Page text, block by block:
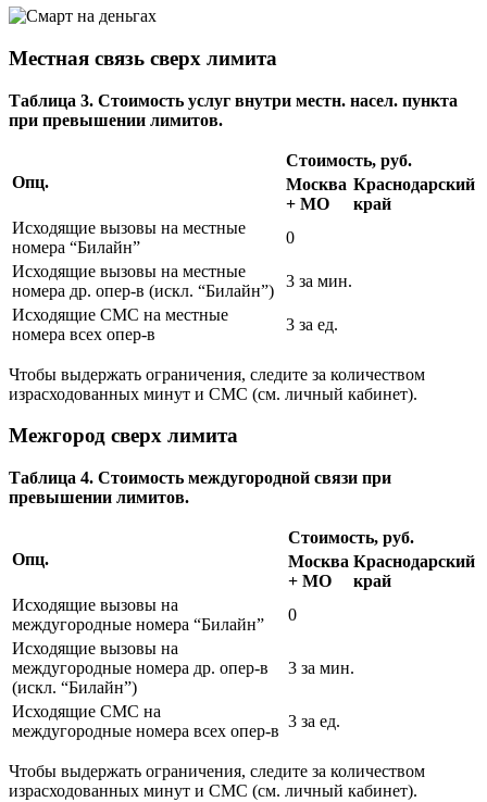
Местная связь сверх лимита
Таблица 3. Стоимость услуг внутри местн. насел. пункта
при превышении лимитов.
Опц.
Стоимость, руб.
Москва
+ МО
Краснодарский
край
Исходящие вызовы на местные
номера “Билайн”
0
Исходящие вызовы на местные
номера др. опер-в (искл. “Билайн”)
3 за мин.
Исходящие СМС на местные
номера всех опер-в
3 за ед.
Чтобы выдержать ограничения, следите за количеством
израсходованных минут и СМС (см. личный кабинет).
Межгород сверх лимита
Таблица 4. Стоимость междугородной связи при
превышении лимитов.
Опц.
Стоимость, руб.
Москва
+ МО
Краснодарский
край
Исходящие вызовы на
междугородные номера “Билайн”
0
Исходящие вызовы на
междугородные номера др. опер-в
(искл. “Билайн”)
3 за мин.
Исходящие СМС на
междугородные номера всех опер-в
3 за ед.
Чтобы выдержать ограничения, следите за количеством
израсходованных минут и СМС (см. личный кабинет).